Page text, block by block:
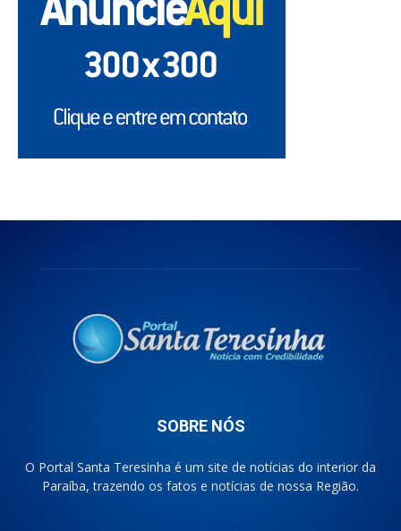
SOBRE NÓS
O Portal Santa Teresinha é um site de notícias do interior da
Paraíba, trazendo os fatos e notícias de nossa Região.